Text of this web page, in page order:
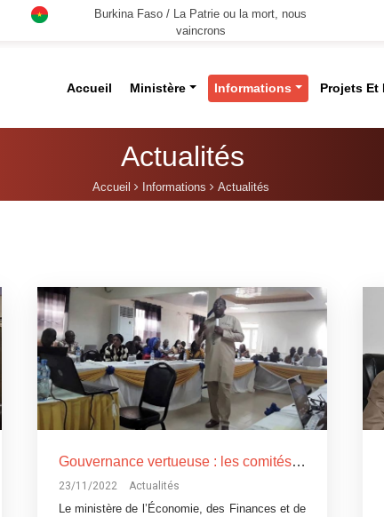
Burkina Faso / La Patrie ou la mort, nous
vaincrons
Accueil Ministère Informations Projets Et
Actualités
Accueil Informations Actualités
Gouvernance vertueuse : les comités anti-corruption du MEFP renforcent leurs capacités
23/11/2022 Actualités
Le ministère de l’Économie, des Finances et de